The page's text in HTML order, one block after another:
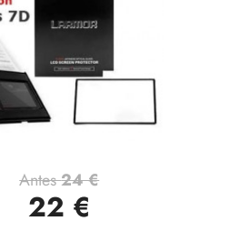
Vista rápida
Antes24 €
22 €